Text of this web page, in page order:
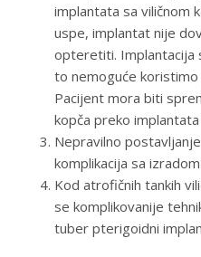
implantata sa viličnom
uspe, implantat nije
opteretiti. Implantacija
to nemoguće
Pacijent mora biti
kopča preko
Nepravilno
komplikacija sa
Kod atrofičnih tankih
se komplikovanije
tuber pterigoidni